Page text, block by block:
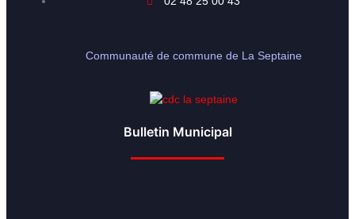
Communauté de commune de La Septaine
Bulletin Municipal